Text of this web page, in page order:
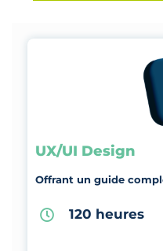
UX/UI Design
Offrant un guide
120 heures